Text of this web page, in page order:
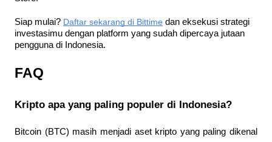
Siap mulai? Daftar sekarang di Bittime dan eksekusi strategi
investasimu dengan platform yang sudah dipercaya jutaan
pengguna di Indonesia.
FAQ
Kripto apa yang paling populer di Indonesia?
Bitcoin (BTC) masih menjadi aset kripto yang paling dikenal